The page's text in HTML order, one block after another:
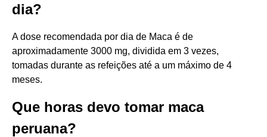
dia?
A dose recomendada por dia de Maca é de
aproximadamente 3000 mg, dividida em 3 vezes,
tomadas durante as refeições até a um máximo de 4
meses.
Que horas devo tomar maca
peruana?